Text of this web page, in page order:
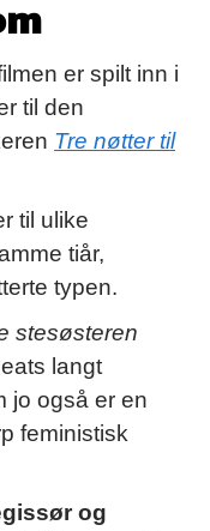
er spilt inn i
til den
Tre nøtter til
til ulike
tiår,
typen.
stesøsteren
langt
jo også er en
feministisk
og